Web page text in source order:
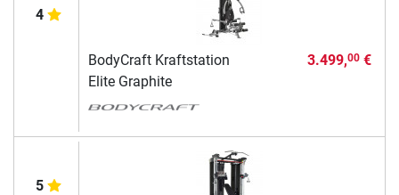
4
BodyCraft Kraftstation
Elite Graphite
3.499,00€
5